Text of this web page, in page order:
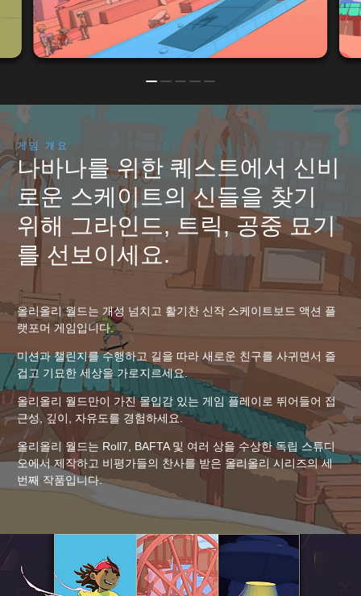
게임 개요
나바나를 위한 퀘스트에서 신비
로운 스케이트의 신들을 찾기
위해 그라인드, 트릭, 공중 묘기
를 선보이세요.
올리올리 월드는 개성 넘치고 활기찬 신작 스케이트보드 액션 플
랫포머 게임입니다.
미션과 챌린지를 수행하고 길을 따라 새로운 친구를 사귀면서 즐
겁고 기묘한 세상을 가로지르세요.
올리올리 월드만이 가진 몰입감 있는 게임 플레이로 뛰어들어 접
근성, 깊이, 자유도를 경험하세요.
올리올리 월드는 Roll7, BAFTA 및 여러 상을 수상한 독립 스튜디
오에서 제작하고 비평가들의 찬사를 받은 올리올리 시리즈의 세
번째 작품입니다.